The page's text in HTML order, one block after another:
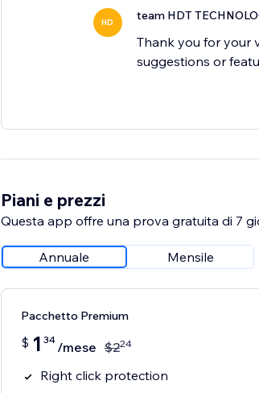
HD team HDT
Thank you for your
suggestions or
Piani e prezzi
Questa app offre una prova gratuita di 7
Annuale Mensile
Pacchetto Premium
$ 1 34 /mese $224
Right click protection